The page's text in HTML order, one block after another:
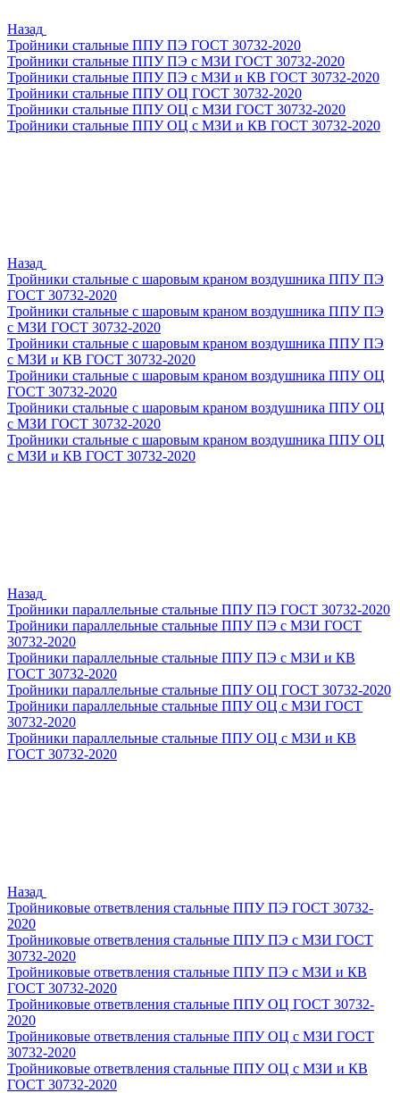
Назад
Тройники стальные ППУ ПЭ ГОСТ 30732-2020
Тройники стальные ППУ ПЭ с МЗИ ГОСТ 30732-2020
Тройники стальные ППУ ПЭ с МЗИ и КВ ГОСТ 30732-2020
Тройники стальные ППУ ОЦ ГОСТ 30732-2020
Тройники стальные ППУ ОЦ с МЗИ ГОСТ 30732-2020
Тройники стальные ППУ ОЦ с МЗИ и КВ ГОСТ 30732-2020
Назад
Тройники стальные с шаровым краном воздушника ППУ ПЭ
ГОСТ 30732-2020
Тройники стальные с шаровым краном воздушника ППУ ПЭ
с МЗИ ГОСТ 30732-2020
Тройники стальные с шаровым краном воздушника ППУ ПЭ
с МЗИ и КВ ГОСТ 30732-2020
Тройники стальные с шаровым краном воздушника ППУ ОЦ
ГОСТ 30732-2020
Тройники стальные с шаровым краном воздушника ППУ ОЦ
с МЗИ ГОСТ 30732-2020
Тройники стальные с шаровым краном воздушника ППУ ОЦ
с МЗИ и КВ ГОСТ 30732-2020
Назад
Тройники параллельные стальные ППУ ПЭ ГОСТ 30732-2020
Тройники параллельные стальные ППУ ПЭ с МЗИ ГОСТ
30732-2020
Тройники параллельные стальные ППУ ПЭ с МЗИ и КВ
ГОСТ 30732-2020
Тройники параллельные стальные ППУ ОЦ ГОСТ 30732-2020
Тройники параллельные стальные ППУ ОЦ с МЗИ ГОСТ
30732-2020
Тройники параллельные стальные ППУ ОЦ с МЗИ и КВ
ГОСТ 30732-2020
Назад
Тройниковые ответвления стальные ППУ ПЭ ГОСТ 30732-
2020
Тройниковые ответвления стальные ППУ ПЭ с МЗИ ГОСТ
30732-2020
Тройниковые ответвления стальные ППУ ПЭ с МЗИ и КВ
ГОСТ 30732-2020
Тройниковые ответвления стальные ППУ ОЦ ГОСТ 30732-
2020
Тройниковые ответвления стальные ППУ ОЦ с МЗИ ГОСТ
30732-2020
Тройниковые ответвления стальные ППУ ОЦ с МЗИ и КВ
ГОСТ 30732-2020